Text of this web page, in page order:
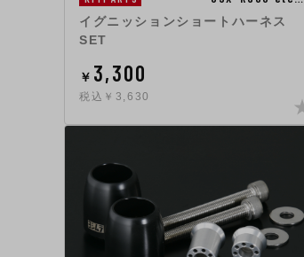
イグニッションショートハーネス
SET
￥ 3,300
税込￥3,630